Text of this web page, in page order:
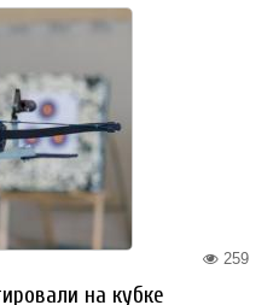
259
на кубке